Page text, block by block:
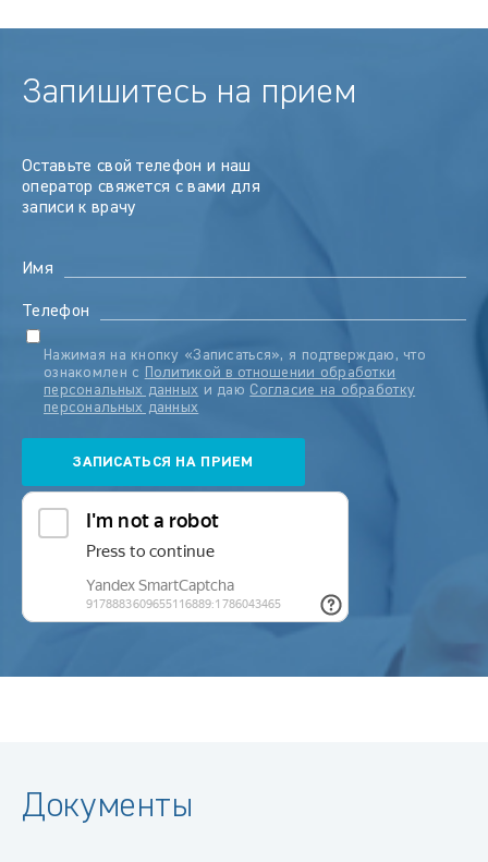
Запишитесь на прием
Оставьте свой телефон и наш
оператор свяжется с вами для
записи к врачу
Имя
Телефон
Нажимая на кнопку «Записаться», я подтверждаю, что
ознакомлен с
Политикой в отношении обработки
персональных данных и даю Согласие на обработку
персональных данных
Документы